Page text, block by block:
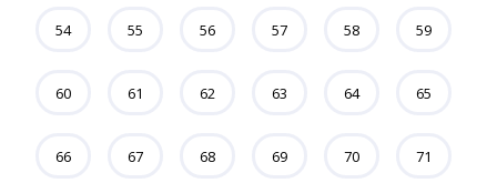
54 55 56 57 58 59
60 61 62 63 64 65
66 67 68 69 70 71